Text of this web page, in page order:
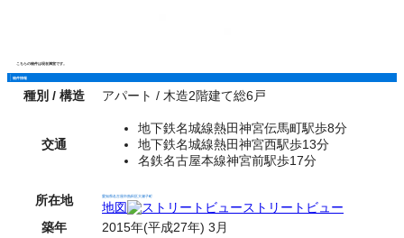
こちらの物件は現在満室です。
物件情報
種別 / 構造 アパート / 木造2階建て総6戸
交通
地下鉄名城線熱田神宮伝馬町駅歩8分
地下鉄名城線熱田神宮西駅歩13分
名鉄名古屋本線神宮前駅歩17分
所在地 愛知県名古屋市熱田区大瀬子町
地図
ストリートビュー
築年
2015年(平成27年) 3月